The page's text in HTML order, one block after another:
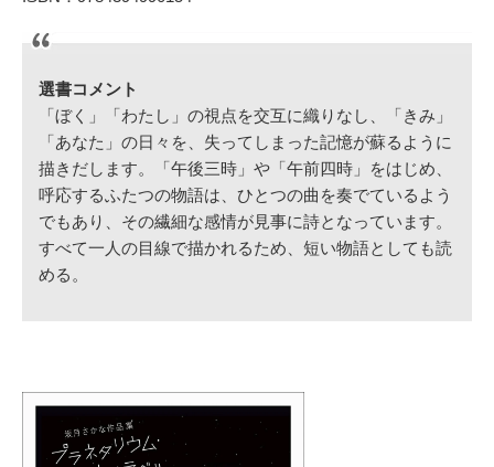
選書コメント
「ぼく」「わたし」の視点を交互に織りなし、「きみ」
「あなた」の日々を、失ってしまった記憶が蘇るように
描きだします。「午後三時」や「午前四時」をはじめ、
呼応するふたつの物語は、ひとつの曲を奏でているよう
でもあり、その繊細な感情が見事に詩となっています。
すべて一人の目線で描かれるため、短い物語としても読
める。